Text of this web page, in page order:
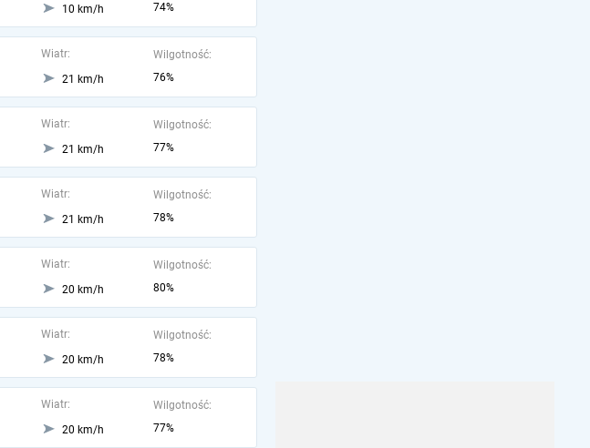
10 km/h
74%
Wiatr:
21 km/h
Wilgotność:
76%
Wiatr:
21 km/h
Wilgotność:
77%
Wiatr:
21 km/h
Wilgotność:
78%
Wiatr:
20 km/h
Wilgotność:
80%
Wiatr:
20 km/h
Wilgotność:
78%
Wiatr:
20 km/h
Wilgotność:
77%